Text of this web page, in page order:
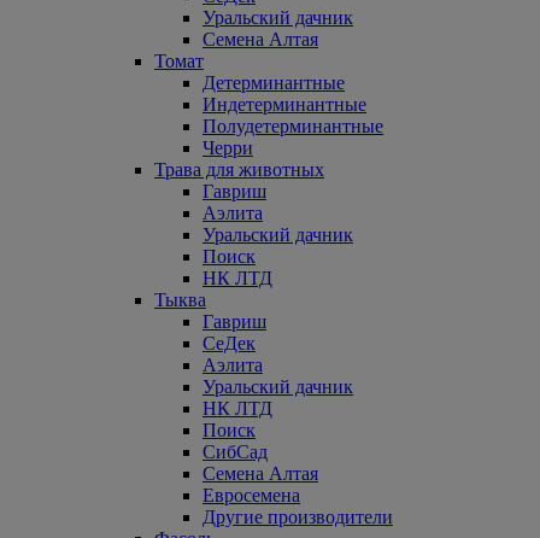
Уральский дачник
Семена Алтая
Томат
Детерминантные
Индетерминантные
Полудетерминантные
Черри
Трава для животных
Гавриш
Аэлита
Уральский дачник
Поиск
НК ЛТД
Тыква
Гавриш
СеДек
Аэлита
Уральский дачник
НК ЛТД
Поиск
СибСад
Семена Алтая
Евросемена
Другие производители